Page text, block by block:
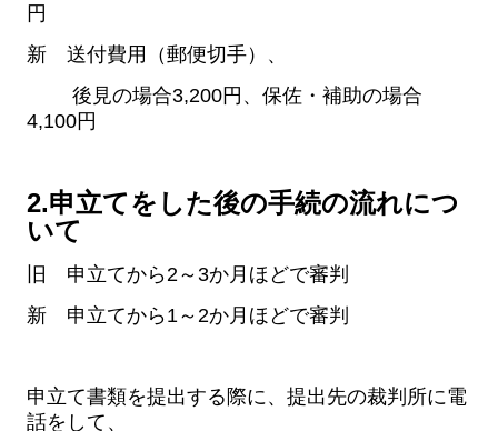
円
新 送付費用（郵便切手）、
後見の場合3,200円、保佐・補助の場合
4,100円
2.申立てをした後の手続の流れにつ
いて
旧 申立てから2～3か月ほどで審判
新 申立てから1～2か月ほどで審判
申立て書類を提出する際に、提出先の裁判所に電
話をして、